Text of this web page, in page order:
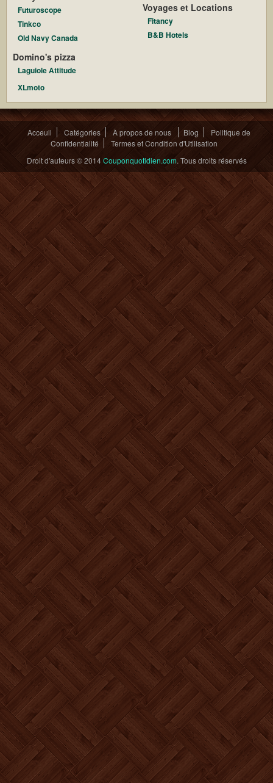
Futuroscope
Tinkco
Old Navy Canada
Voyages et Locations
Fitancy
B&B Hotels
Domino's pizza
Laguiole Attitude
XLmoto
Acceuil Catégories À propos de nous Blog
Politique de
Confidentialité
Termes et Condition d'Utilisation
Droit d'auteurs © 2014Couponquotidien.com. Tous droits réservés